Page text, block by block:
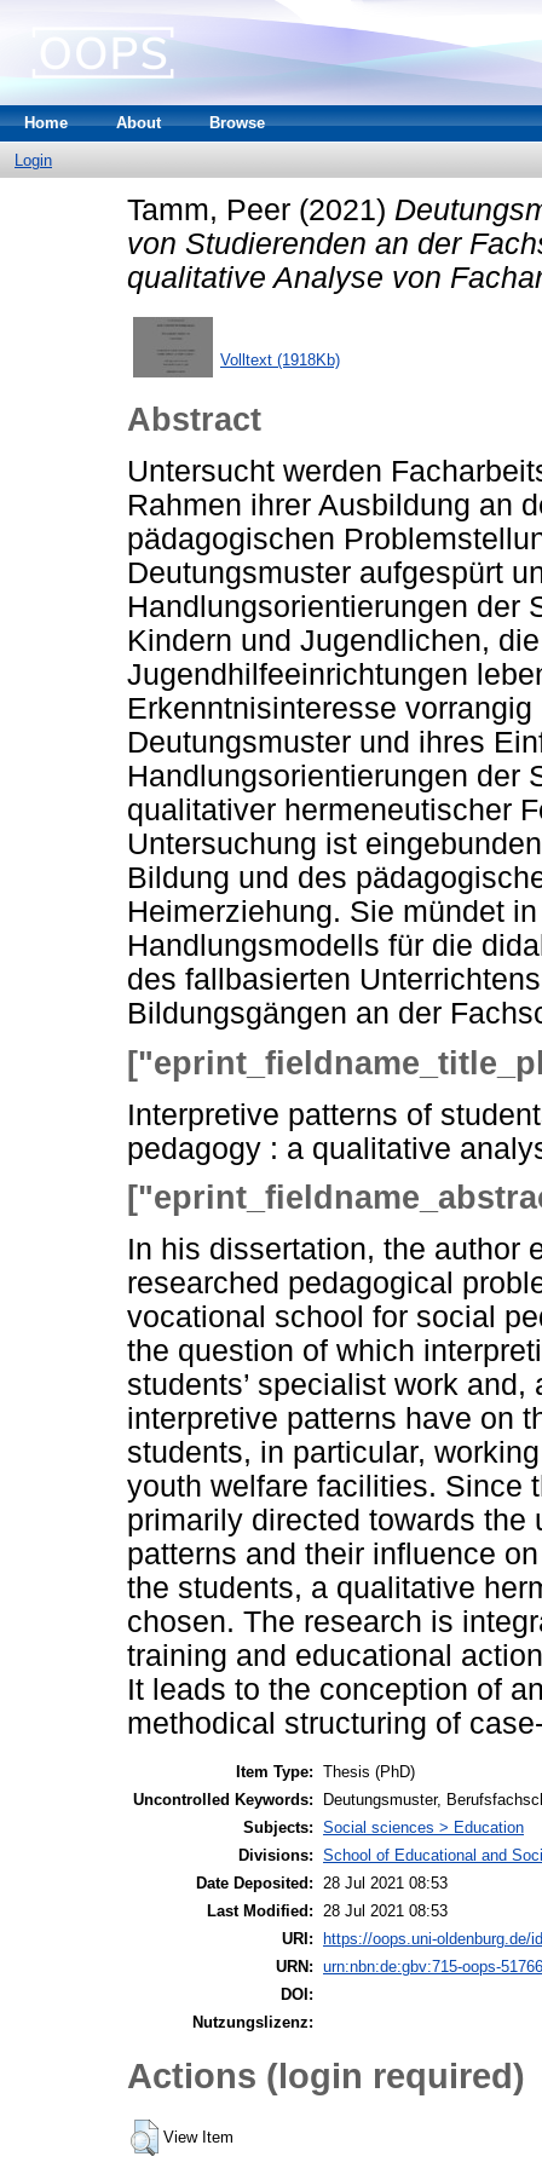
Home About Browse
Login
Tamm, Peer (2021)
von Studierenden an der
qualitative Analyse von
Volltext (1918Kb)
Abstract
Untersucht werden
Rahmen ihrer Ausbildung an
pädagogischen
Deutungsmuster aufgespürt
Handlungsorientierungen der
Kindern und Jugendlichen,
Jugendhilfeeinrichtungen
Erkenntnisinteresse
Deutungsmuster und ihres
Handlungsorientierungen der
qualitativer hermeneutischer
Untersuchung ist
Bildung und des
Heimerziehung. Sie mündet
Handlungsmodells für die
des fallbasierten
Bildungsgängen an der
Interpretive patterns of
pedagogy : a qualitative
In his dissertation, the author
researched pedagogical
vocational school for social
the question of which
students’ specialist work
interpretive patterns have on
students, in particular,
youth welfare facilities. Since
primarily directed towards
patterns and their influence
the students, a qualitative
chosen. The research is
training and educational
It leads to the conception of
methodical structuring of
Item Type: Thesis (PhD)
Uncontrolled Keywords:
Deutungsmuster,
Subjects: Social sciences > Education
Divisions: School of Educational and
Date Deposited:
28 Jul 2021 08:53
Last Modified:
28 Jul 2021 08:53
URI:
https://oops.uni-oldenburg.de/
URN: urn:nbn:de:gbv:715-oops-51766
DOI:
Nutzungslizenz:
Actions (login required)
View Item